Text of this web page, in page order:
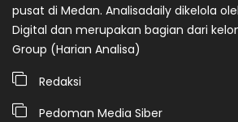
pusat di Medan. Analisadaily dikelola
Digital dan merupakan bagian dari
Group (Harian Analisa)
Redaksi
Pedoman Media Siber